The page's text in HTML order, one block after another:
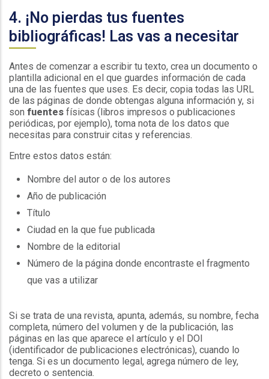
4. ¡No pierdas tus fuentes
bibliográficas! Las vas a necesitar
Antes de comenzar a escribir tu texto, crea un documento o
plantilla adicional en el que guardes información de cada
una de las fuentes que uses. Es decir, copia todas las URL
de las páginas de donde obtengas alguna información y, si
son fuentes físicas (libros impresos o publicaciones
periódicas, por ejemplo), toma nota de los datos que
necesitas para construir citas y referencias.
Entre estos datos están:
Nombre del autor o de los autores
Año de publicación
Título
Ciudad en la que fue publicada
Nombre de la editorial
Número de la página donde encontraste el fragmento
que vas a utilizar
Si se trata de una revista, apunta, además, su nombre, fecha
completa, número del volumen y de la publicación, las
páginas en las que aparece el artículo y el DOI
(identificador de publicaciones electrónicas), cuando lo
tenga. Si es un documento legal, agrega número de ley,
decreto o sentencia.